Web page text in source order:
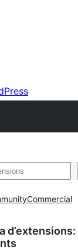
Commercial
d’extensions: